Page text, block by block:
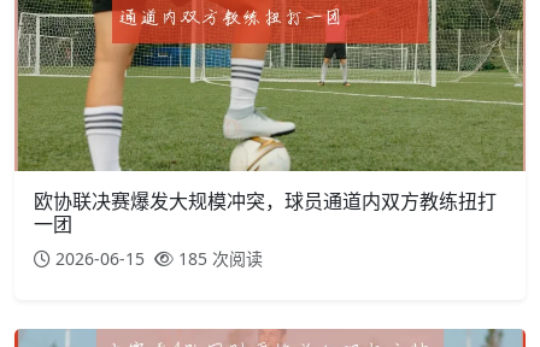
欧协联决赛爆发大规模冲突，球员通道内双方教练扭打
一团
2026-06-15 185 次阅读